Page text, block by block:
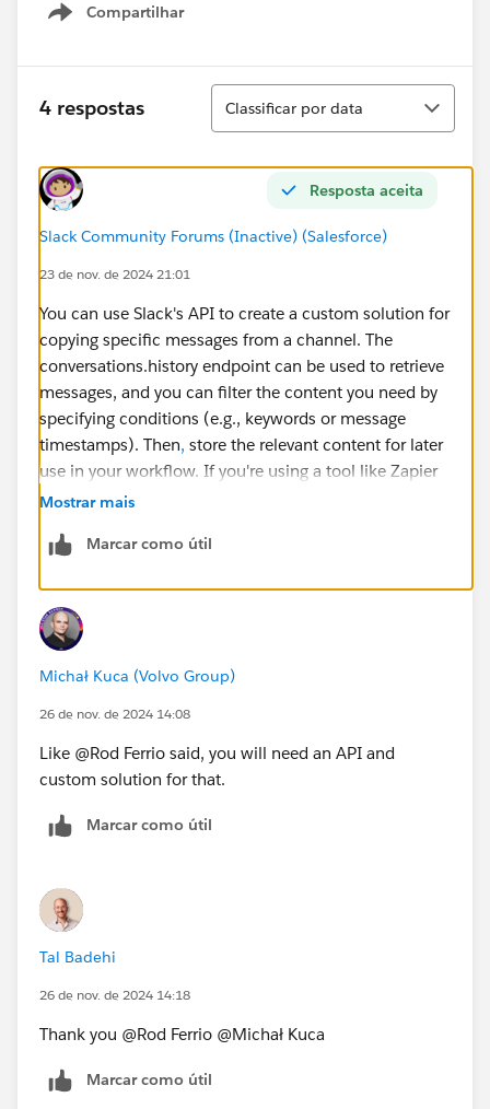
Compartilhar
Show menu
4 respostas
Classificar
Classificar por data
Resposta aceita
Slack Community Forums (Inactive) (Salesforce)
23 de nov. de 2024 21:01
You can use Slack's API to create a custom solution for
copying specific messages from a channel. The
conversations.history endpoint can be used to retrieve
messages, and you can filter the content you need by
specifying conditions (e.g., keywords or message
timestamps). Then, store the relevant content for later
use in your workflow. If you're using a tool like Zapier
or Integromat, you can also automate this process by
messages.
Mostrar mais
Marcar como útil
Michał Kuca (Volvo Group)
26 de nov. de 2024 14:08
Like @Rod Ferrio​ said, you will need an API and
custom solution for that.
Marcar como útil
Tal Badehi
26 de nov. de 2024 14:18
Thank you @Rod Ferrio​ @Michał Kuca​
Marcar como útil